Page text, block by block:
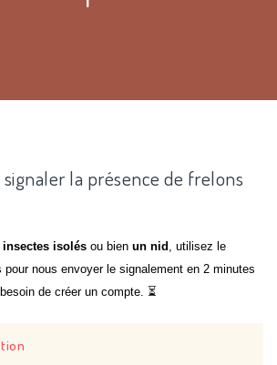
la présence de frelons
insectes isolés ou bienun nid , utilisez le
pour nous envoyer le signalement en 2 minutes
de créer un compte. ⏳